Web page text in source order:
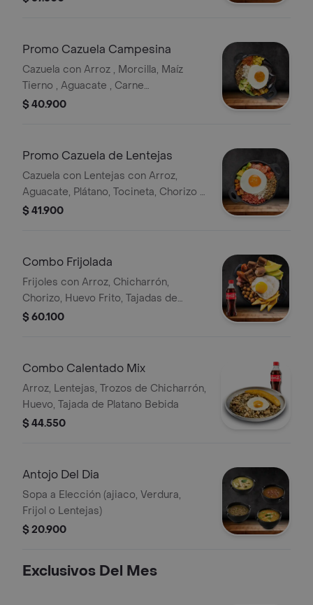
Promo Cazuela Campesina
Cazuela con Arroz , Morcilla, Maíz
Tierno , Aguacate , Carne
Desmechada , Plátano Maduro y
$ 40.900
Promo Cazuela de Lentejas
Cazuela con Lentejas con Arroz,
Aguacate, Plátano, Tocineta, Chorizo y
Huevo.
$ 41.900
Combo Frijolada
Frijoles con Arroz, Chicharrón,
Chorizo, Huevo Frito, Tajadas de
Plátano y Aguacate Bebida
$ 60.100
Combo Calentado Mix
Arroz, Lentejas, Trozos de Chicharrón,
Huevo, Tajada de Platano Bebida
$ 44.550
Antojo Del Dia
Sopa a Elección (ajiaco, Verdura,
Frijol o Lentejas)
$ 20.900
Exclusivos Del Mes